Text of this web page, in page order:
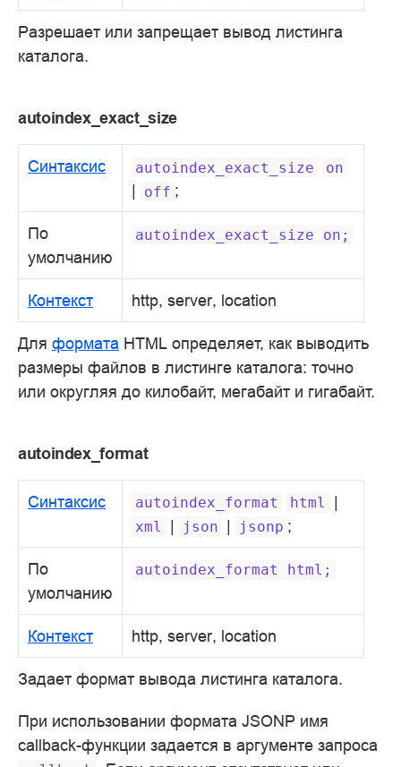
Разрешает или запрещает вывод листинга
каталога.
autoindex_exact_size
Синтаксис autoindex_exact_size on
| off ;
По
умолчанию
autoindex_exact_size on;
Контекст http, server, location
Для формата HTML определяет, как выводить
размеры файлов в листинге каталога: точно
или округляя до килобайт, мегабайт и гигабайт.
autoindex_format
Синтаксис autoindex_format html |
xml | json | jsonp ;
По
умолчанию
autoindex_format html;
Контекст http, server, location
Задает формат вывода листинга каталога.
При использовании формата JSONP имя
callback-функции задается в аргументе запроса